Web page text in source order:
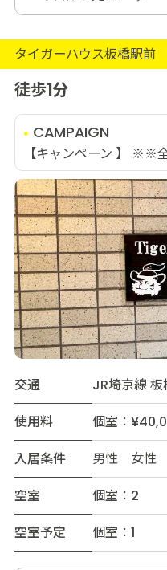
タイガーハウス板橋駅前
徒歩1分
CAMPAIGN
【キャンペーン 】 ※※
交通
JR埼京線 板
使用料
個室：
入居条件
男性 女性
空室
個室：2
空室予定
個室：1